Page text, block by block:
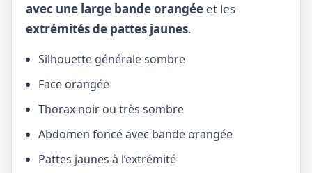
avec une large bande orangée et les
extrémités de pattes jaunes.
Silhouette générale sombre
Face orangée
Thorax noir ou très sombre
Abdomen foncé avec bande orangée
Pattes jaunes à l’extrémité